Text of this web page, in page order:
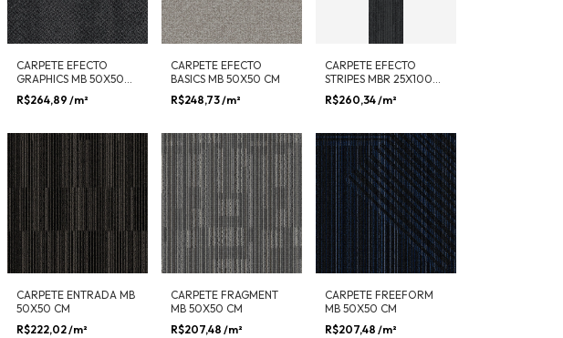
CARPETE EFECTO
GRAPHICS MB 50X50
CM
R$264,89 /m²
CARPETE EFECTO
BASICS MB 50X50 CM
R$248,73/m²
CARPETE EFECTO
STRIPES MBR 25X100
CM
R$260,34/m²
CARPETE ENTRADA MB
50X50 CM
R$222,02/m²
CARPETE FRAGMENT
MB 50X50 CM
R$207,48 /m²
CARPETE FREEFORM
MB 50X50 CM
R$207,48 /m²